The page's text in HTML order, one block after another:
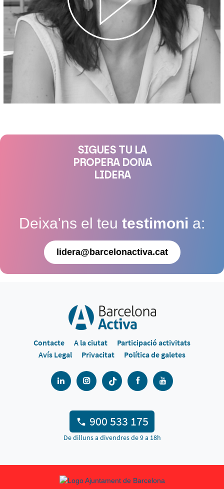
SIGUES TU LA
PROPERA DONA
LIDERA
Deixa'ns el teu testimoni a:
lidera@barcelonactiva.cat
Contacte A la ciutat
Participació activitats
Avís Legal
Privacitat Política de galetes
900 533 175
De dilluns a divendres de 9 a 18h